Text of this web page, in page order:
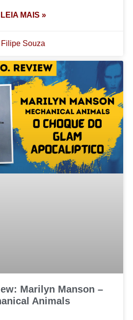
LEIA MAIS »
Filipe Souza
Marilyn Manson –
Animals